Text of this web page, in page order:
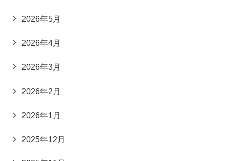
2026年5月
2026年4月
2026年3月
2026年2月
2026年1月
2025年12月